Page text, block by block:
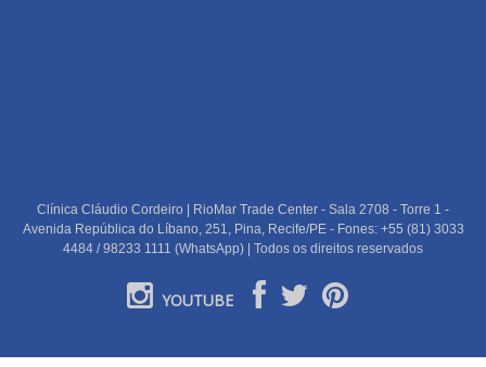
Clínica Cláudio Cordeiro | RioMar Trade Center - Sala 2708 - Torre 1 -
Avenida República do Líbano, 251, Pina, Recife/PE - Fones: +55 (81) 3033
4484 / 98233 1111 (WhatsApp) | Todos os direitos reservados
YOUTUBE